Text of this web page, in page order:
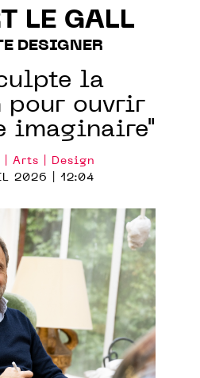
LE GALL
DESIGNER
la
pour ouvrir
imaginaire"
Arts | Design
2026 | 12:04